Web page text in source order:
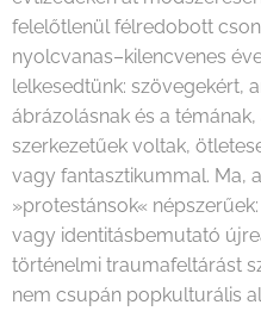
felelőtlenül félredobott
nyolcvanas–kilencvenes
lelkesedtünk: szövegekért,
ábrázolásnak és a
szerkezetűek voltak,
vagy fantasztikummal. Ma,
»protestánsok«
vagy identitásbemutató
történelmi traumafeltárást
nem csupán popkulturális